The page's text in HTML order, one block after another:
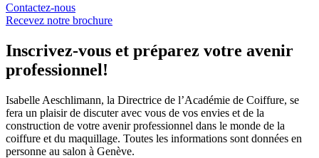
Contactez-nous
Recevez notre brochure
Inscrivez-vous et préparez votre avenir
professionnel!
Isabelle Aeschlimann, la Directrice de l’Académie de Coiffure, se
fera un plaisir de discuter avec vous de vos envies et de la
construction de votre avenir professionnel dans le monde de la
coiffure et du maquillage. Toutes les informations sont données en
personne au salon à Genève.